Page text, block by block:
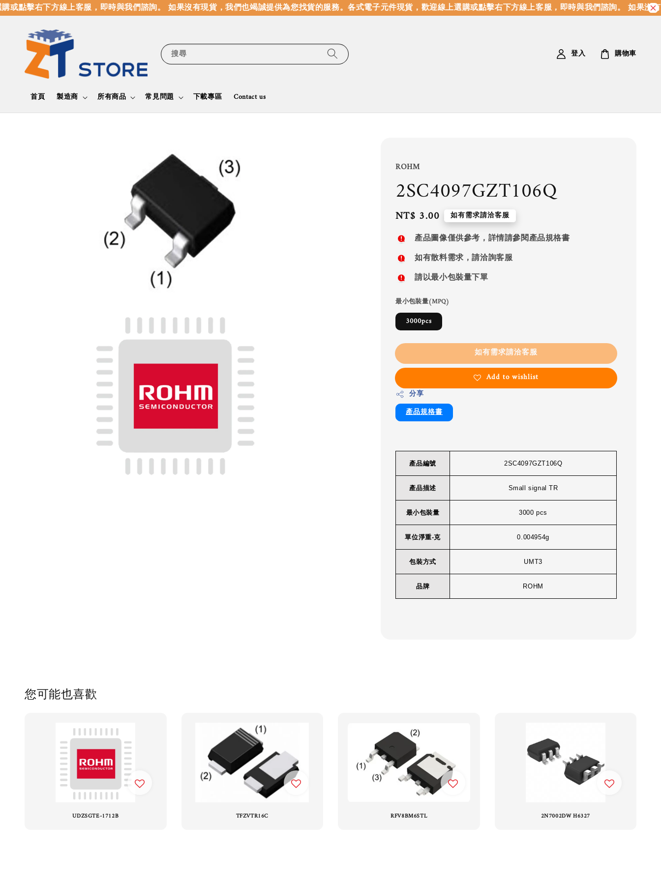
點擊右下方線上客服，即時與我們諮詢。 如果沒有現貨，我們也竭誠提供為您找貨的服務。各式電子元件現貨，歡迎線上選購或點擊右下方線上客服，即時與我們諮詢。 如果沒有
搜尋
首頁 製造商 所有商品 常見問題 下載專區 Contact us
登入 購物車
ROHM
2SC4097GZT106Q
Regular
price
NT$ 3.00 如有需求請洽客服
產品圖像僅供參考，詳情請參閱產品規格書
如有散料需求，請洽詢客服
請以最小包裝量下單
最小包裝量(MPQ)
3000pcs
如有需求請洽客服
Add to wishlist
分享
產品規格書
產品編號 2SC4097GZT106Q
產品描述 Small signal TR
最小包裝量 3000 pcs
單位淨重-克 0.004954g
包裝方式 UMT3
品牌 ROHM
您可能也喜歡
UDZSGTE-1712B TFZVTR16C RFV8BM6STL 2N7002DW H6327